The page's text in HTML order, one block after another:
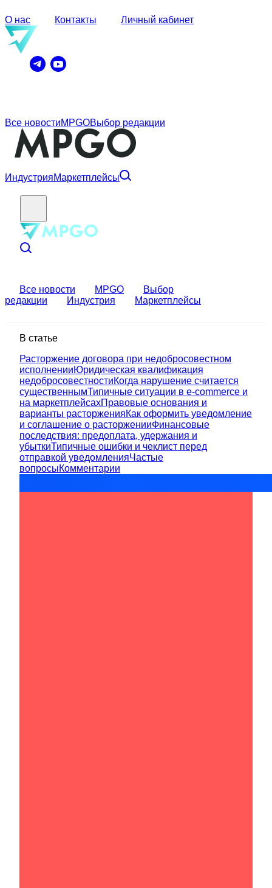
О нас Контакты Личный кабинет
Все новостиMPGOВыбор редакции
ИндустрияМаркетплейсы
Все новости MPGO
Выбор
редакции
Индустрия Маркетплейсы
В статье
Расторжение договора при недобросовестном
исполненииЮридическая квалификация
недобросовестностиКогда нарушение считается
существеннымТипичные ситуации в e-commerce и
на маркетплейсахПравовые основания и
варианты расторженияКак оформить уведомление
и соглашение о расторженииФинансовые
последствия: предоплата, удержания и
убыткиТипичные ошибки и чеклист перед
отправкой уведомленияЧастые
вопросыКомментарии